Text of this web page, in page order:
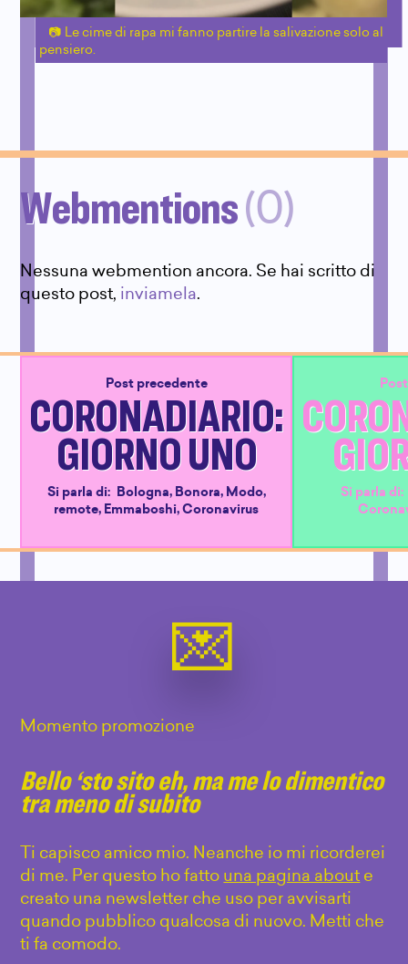
Le cime di rapa mi fanno partire la salivazione solo al
pensiero.
Webmentions(0)
Nessuna webmention ancora. Se hai scritto di
questo post, inviamela.
Post precedente
CORONADIARIO:
GIORNO UNO
Si parla di: Bologna, Bonora, Modo,
remote, Emmaboshi,Coronavirus
Si parla
Momento promozione
Bello ‘sto sito eh, ma me lo dimentico
tra meno di subito
Ti capisco amico mio. Neanche io mi ricorderei
di me. Per questo ho fatto una pagina about e
creato una newsletter che uso per avvisarti
quando pubblico qualcosa di nuovo. Metti che
ti fa comodo.